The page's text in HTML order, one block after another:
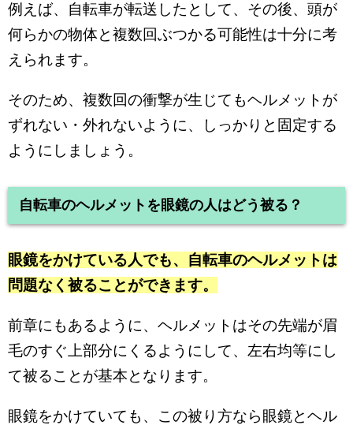
例えば、自転車が転送したとして、その後、頭が
何らかの物体と複数回ぶつかる可能性は十分に考
えられます。
そのため、複数回の衝撃が生じてもヘルメットが
ずれない・外れないように、しっかりと固定する
ようにしましょう。
自転車のヘルメットを眼鏡の人はどう被る？
眼鏡をかけている人でも、自転車のヘルメットは
問題なく被ることができます。
前章にもあるように、ヘルメットはその先端が眉
毛のすぐ上部分にくるようにして、左右均等にし
て被ることが基本となります。
眼鏡をかけていても、この被り方なら眼鏡とヘル